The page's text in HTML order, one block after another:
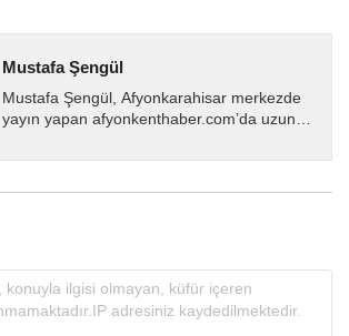
Mustafa Şengül
Mustafa Şengül, Afyonkarahisar merkezde
yayın yapan afyonkenthaber.com’da uzun
almakta, haber akışı...